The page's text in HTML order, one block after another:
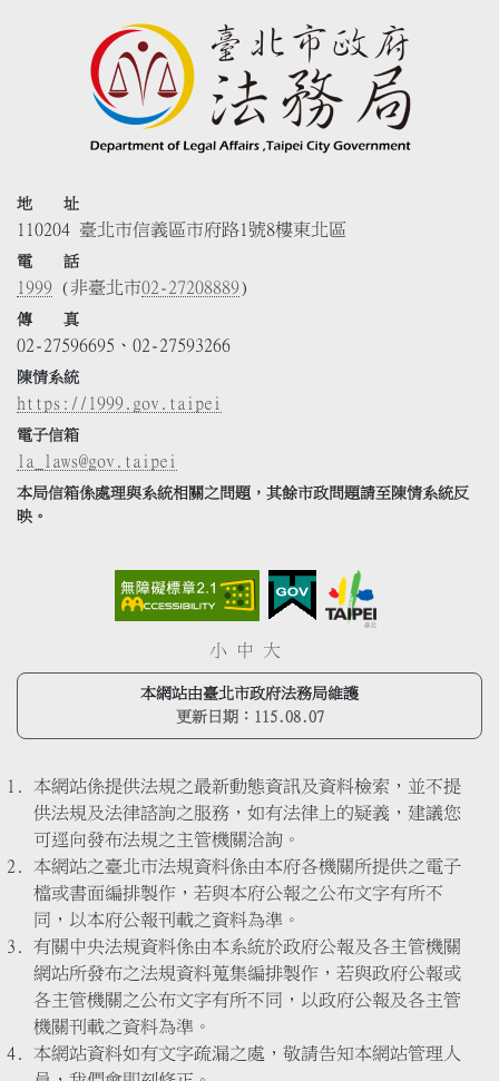
地 址
110204 臺北市信義區市府路1號8樓東北區
電 話
1999 (非臺北市02-27208889)
傳 真
02-27596695、02-27593266
陳情系統
https://1999.gov.taipei
電子信箱
la_laws@gov.taipei
本局信箱係處理與系統相關之問題，其餘市政問題請至陳情系統反
映。
小 中 大
本網站由臺北市政府法務局維護
更新日期： 115.08.07
本網站係提供法規之最新動態資訊及資料檢索，並不提
供法規及法律諮詢之服務，如有法律上的疑義，建議您
可逕向發布法規之主管機關洽詢。
本網站之臺北市法規資料係由本府各機關所提供之電子
檔或書面編排製作，若與本府公報之公布文字有所不
同，以本府公報刊載之資料為準。
有關中央法規資料係由本系統於政府公報及各主管機關
網站所發布之法規資料蒐集編排製作，若與政府公報或
各主管機關之公布文字有所不同，以政府公報及各主管
機關刊載之資料為準。
本網站資料如有文字疏漏之處，敬請告知本網站管理人